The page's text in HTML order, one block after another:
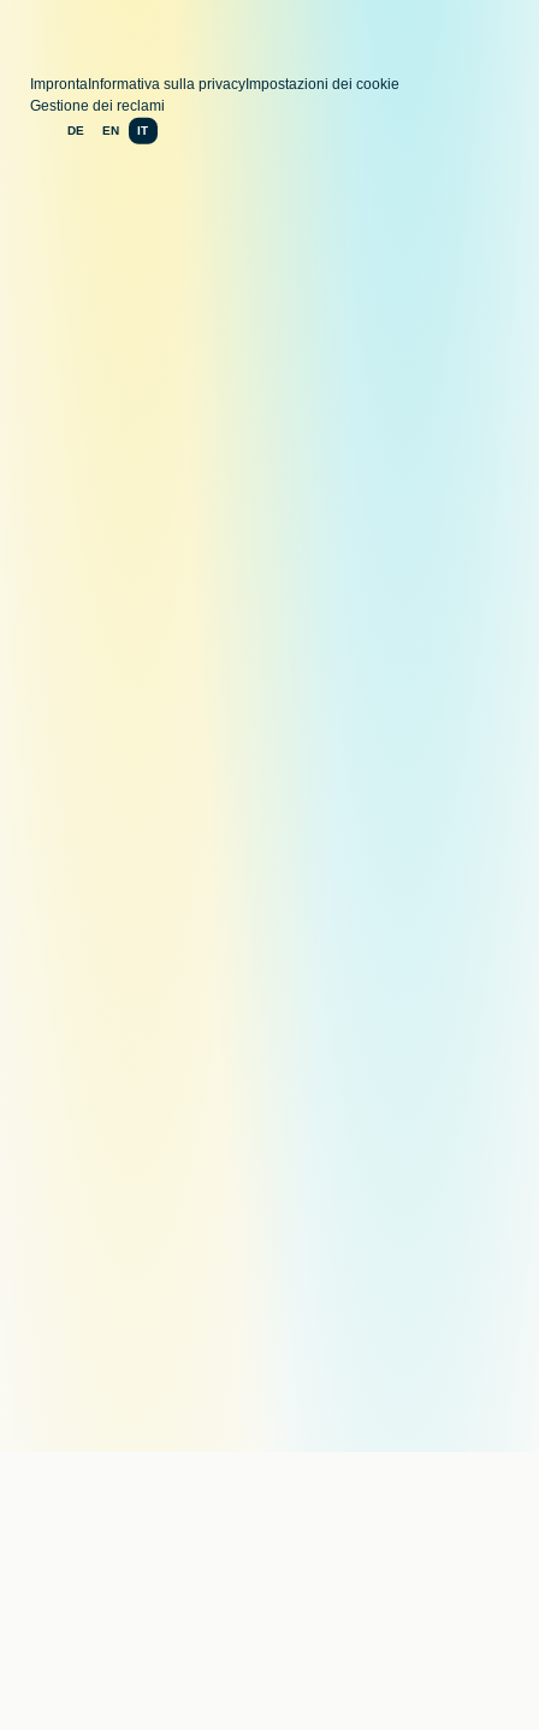
DE EN IT
ImprontaInformativa sulla privacyImpostazioni dei cookie
Gestione dei reclami